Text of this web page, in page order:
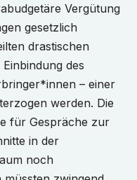
Vergütung
gesetzlich
drastischen
des
– einer
werden. Die
für Gespräche zur
in der
noch